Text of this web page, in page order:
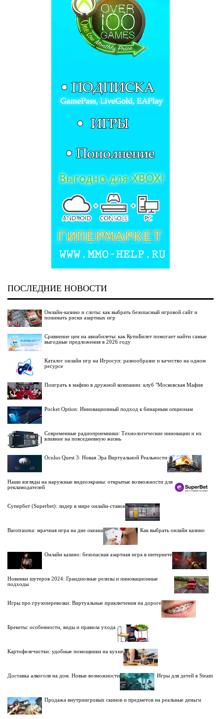
ПОСЛЕДНИЕ НОВОСТИ
Онлайн-казино и слоты: как выбрать безопасный игровой сайт и
понимать риски азартных игр
Сравнение цен на авиабилеты: как КупиБилет помогает найти самые
выгодные предложения в 2026 году
Каталог онлайн игр на Игросуп: разнообразие и качество на одном
ресурсе
Поиграть в мафию в дружной компании: клуб "Московская Мафия
Pocket Option: Инновационный подход к бинарным опционам
Современные радиоприемники: Технологические инновации и их
влияние на повседневную жизнь
Oculus Quest 3: Новая Эра Виртуальной Реальности
Наши взгляды на наружные видеоэкраны: открытые возможности для
рекламодателей
Супербет (Superbet): лидер в мире онлайн-ставок
Barotrauma: мрачная игра на дне океана Как выбрать онлайн казино
Онлайн казино: безопасная азартная игра в интернете
Новинки шутеров 2024: Грандиозные релизы и инновационные
подходы
Игры про грузоперевозки: Виртуальные приключения на дороге
Брекеты: особенности, виды и правила ухода
Картофелечистки: удобные помощники на кухне
Доставка алкоголя на дом. Новые возможности Игры для детей в Steam
Продажа внутриигровых скинов и предметов на реальные деньги